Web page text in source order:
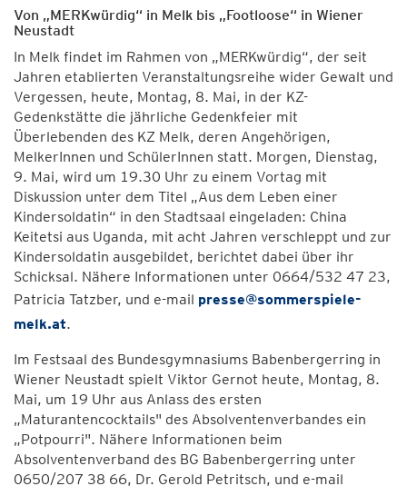
Von „MERKwürdig“ in Melk bis „Footloose“ in Wiener
Neustadt
In Melk findet im Rahmen von „MERKwürdig“, der seit
Jahren etablierten Veranstaltungsreihe wider Gewalt und
Vergessen, heute, Montag, 8. Mai, in der KZ-
Gedenkstätte die jährliche Gedenkfeier mit
Überlebenden des KZ Melk, deren Angehörigen,
MelkerInnen und SchülerInnen statt. Morgen, Dienstag,
9. Mai, wird um 19.30 Uhr zu einem Vortag mit
Diskussion unter dem Titel „Aus dem Leben einer
Kindersoldatin“ in den Stadtsaal eingeladen: China
Keitetsi aus Uganda, mit acht Jahren verschleppt und zur
Kindersoldatin ausgebildet, berichtet dabei über ihr
Schicksal. Nähere Informationen unter 0664/532 47 23,
Patricia Tatzber, und e-mail presse@sommerspiele-
melk.at.
Im Festsaal des Bundesgymnasiums Babenbergerring in
Wiener Neustadt spielt Viktor Gernot heute, Montag, 8.
Mai, um 19 Uhr aus Anlass des ersten
„Maturantencocktails" des Absolventenverbandes ein
„Potpourri". Nähere Informationen beim
Absolventenverband des BG Babenbergerring unter
0650/207 38 66, Dr. Gerold Petritsch, und e-mail